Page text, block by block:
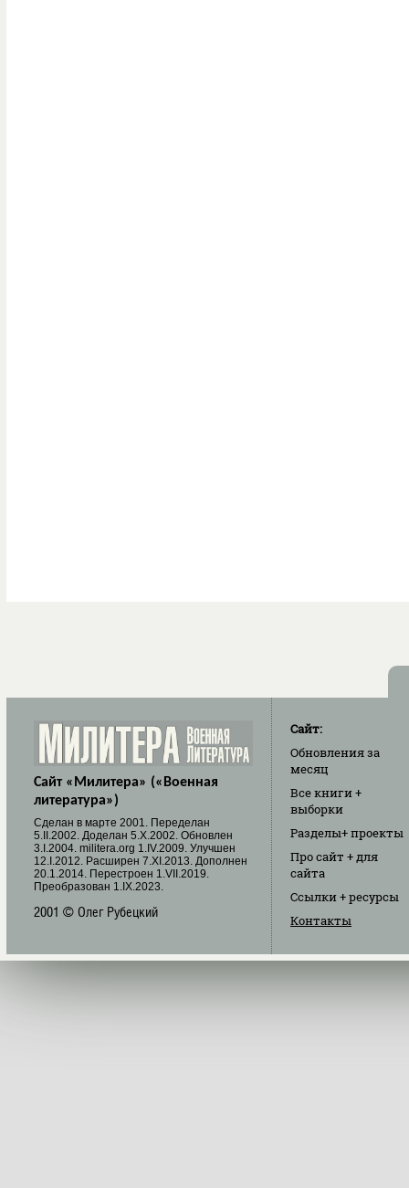
Сайт «Милитера» («Военная
литература»)
Cделан в марте 2001. Переделан
5.II.2002. Доделан 5.X.2002. Обновлен
3.I.2004. militera.org 1.IV.2009. Улучшен
12.I.2012. Расширен 7.XI.2013. Дополнен
20.1.2014. Перестроен 1.VII.2019.
Преобразован 1.IX.2023.
2001 © Олег Рубецкий
Сайт:
Обновленияза
месяц
Все книги+
выборки
Разделы+ проекты
Про сайт + для
сайта
Ссылки+ ресурсы
Контакты